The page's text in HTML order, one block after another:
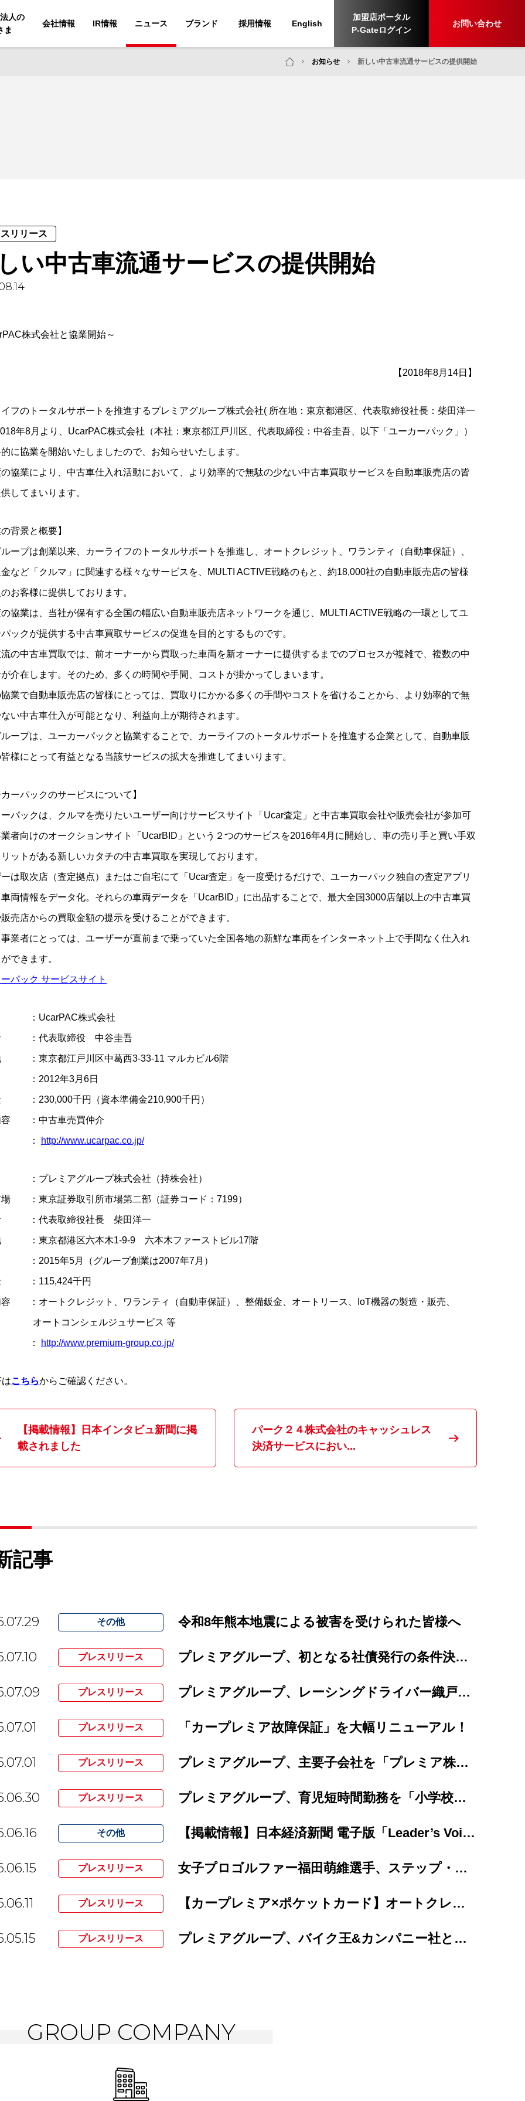
人の
ま
会社情報 IR情報 ニュース ブランド 採用情報 English
加盟店ポータル
P-Gateログイン
お問い合わせ
お知らせ 新しい中古車流通サービスの提供開始
リリース
い中古車流通サービスの提供開始
株式会社と協業開始～
【2018年8月14日】
イフのトータルサポートを推進するプレミアグループ株式会社( 所在地：東京都港区、代表取締役社長：柴田洋一
年8月より、UcarPAC株式会社（本社：東京都江戸川区、代表取締役：中谷圭吾、以下「ユーカーパック」）
に協業を開始いたしましたので、お知らせいたします。
の協業により、中古車仕入れ活動において、より効率的で無駄の少ない中古車買取サービスを自動車販売店の皆
してまいります。
の背景と概要】
ープは創業以来、カーライフのトータルサポートを推進し、オートクレジット、ワランティ（自動車保証）、
など「クルマ」に関連する様々なサービスを、MULTI ACTIVE戦略のもと、約18,000社の自動車販売店の皆様
お客様に提供しております。
の協業は、当社が保有する全国の幅広い自動車販売店ネットワークを通じ、MULTI ACTIVE戦略の一環としてユ
ックが提供する中古車買取サービスの促進を目的とするものです。
の中古車買取では、前オーナーから買取った車両を新オーナーに提供するまでのプロセスが複雑で、複数の中
介在します。そのため、多くの時間や手間、コストが掛かってしまいます。
業で自動車販売店の皆様にとっては、買取りにかかる多くの手間やコストを省けることから、より効率的で無
い中古車仕入が可能となり、利益向上が期待されます。
ープは、ユーカーパックと協業することで、カーライフのトータルサポートを推進する企業として、自動車販
様にとって有益となる当該サービスの拡大を推進してまいります。
カーパックのサービスについて】
パックは、クルマを売りたいユーザー向けサービスサイト「Ucar査定」と中古車買取会社や販売会社が参加可
者向けのオークションサイト「UcarBID」という２つのサービスを2016年4月に開始し、車の売り手と買い手双
ットがある新しいカタチの中古車買取を実現しております。
は取次店（査定拠点）またはご自宅にて「Ucar査定」を一度受けるだけで、ユーカーパック独自の査定アプリ
両情報をデータ化。それらの車両データを「UcarBID」に出品することで、最大全国3000店舗以上の中古車買
売店からの買取金額の提示を受けることができます。
業者にとっては、ユーザーが直前まで乗っていた全国各地の新鮮な車両をインターネット上で手間なく仕入れ
できます。
パック サービスサイト
UcarPAC株式会社
：代表取締役 中谷圭吾
：東京都江戸川区中葛西3-33-11 マルカビル6階
：2012年3月6日
：230,000千円（資本準備金210,900千円）
容 ：中古車売買仲介
： http://www.ucarpac.co.jp/
プレミアグループ株式会社（持株会社）
場 ：東京証券取引所市場第二部（証券コード：7199）
：代表取締役社長 柴田洋一
：東京都港区六本木1-9-9 六本木ファーストビル17階
2015年5月（グループ創業は2007年7月）
：115,424千円
：オートクレジット、ワランティ（自動車保証）、整備鈑金、オートリース、IoT機器の製造・販売、
トコンシェルジュサービス 等
： http://www.premium-group.co.jp/
こちらからご確認ください。
【掲載情報】日本インタビュ新聞に掲
載されました
パーク２４株式会社のキャッシュレス
決済サービスにおい...
記事
その他 令和8年熊本地震による被害を受けられた皆様へ
プレスリリース プレミアグループ、初となる社債発行の条件決定、及び個人投資家向け「カープレミア債」の発...
プレスリリース プレミアグループ、レーシングドライバー織戸茉彩選手とのスポンサー契約を更新
プレスリリース 「カープレミア故障保証」を大幅リニューアル！
プレスリリース プレミアグループ、主要子会社を「プレミア株式会社」へ完全統合
プレスリリース プレミアグループ、育児短時間勤務を「小学校卒業まで（最長12年間）」に大幅延長
その他 【掲載情報】日本経済新聞 電子版「Leader’s Voice」にて当社代...
プレスリリース 女子プロゴルファー福田萌維選手、ステップ・アップ・ツアーで悲願のプロ初優勝を達成！
プレスリリース 【カープレミア×ポケットカード】オートクレジットと同時に申し込めるクレジットカード 「...
プレスリリース プレミアグループ、バイク王&カンパニー社との合弁会社「RIDE＆LINK」が...
GROUP COMPANY